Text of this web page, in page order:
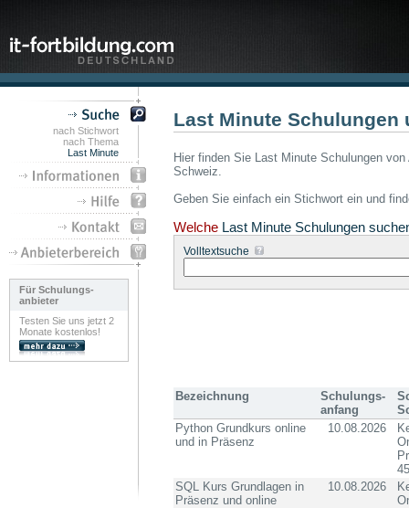
nach Stichwort
nach Thema
Last Minute
Für Schulungs-
anbieter
Testen Sie uns jetzt 2
Monate kostenlos!
Last Minute Schulungen
Hier finden Sie Last Minute Schulungen
Schweiz.
Geben Sie einfach ein Stichwort ein und
Welche Last Minute Schulungen
Volltextsuche
Bezeichnung
Schulungs-
anfang
Python Grundkurs online
und in Präsenz
10.08.2026
SQL Kurs Grundlagen in
Präsenz und online
10.08.2026